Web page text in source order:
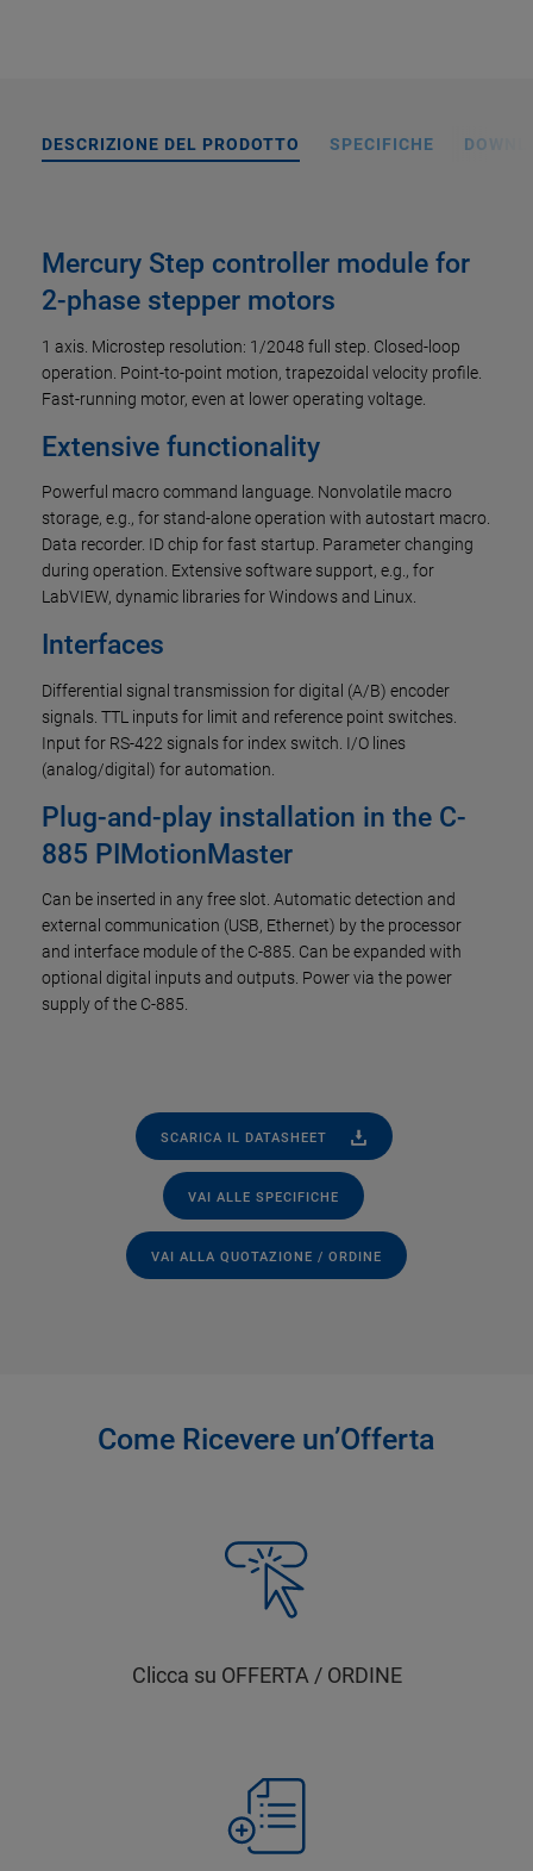
DESCRIZIONE DEL PRODOTTO SPECIFICHE
Mercury Step controller module for
2-phase stepper motors
1 axis. Microstep resolution: 1/2048 full step. Closed-loop
operation. Point-to-point motion, trapezoidal velocity profile.
Fast-running motor, even at lower operating voltage.
Extensive functionality
Powerful macro command language. Nonvolatile macro
storage, e.g., for stand-alone operation with autostart macro.
Data recorder. ID chip for fast startup. Parameter changing
during operation. Extensive software support, e.g., for
LabVIEW, dynamic libraries for Windows and Linux.
Interfaces
Differential signal transmission for digital (A/B) encoder
signals. TTL inputs for limit and reference point switches.
Input for RS-422 signals for index switch. I/O lines
(analog/digital) for automation.
Plug-and-play installation in the C-
885 PIMotionMaster
Can be inserted in any free slot. Automatic detection and
external communication (USB, Ethernet) by the processor
and interface module of the C-885. Can be expanded with
optional digital inputs and outputs. Power via the power
supply of the C-885.
SCARICA IL DATASHEET
VAI ALLE SPECIFICHE
VAI ALLA QUOTAZIONE / ORDINE
Come Ricevere un’Offerta
Clicca su OFFERTA / ORDINE